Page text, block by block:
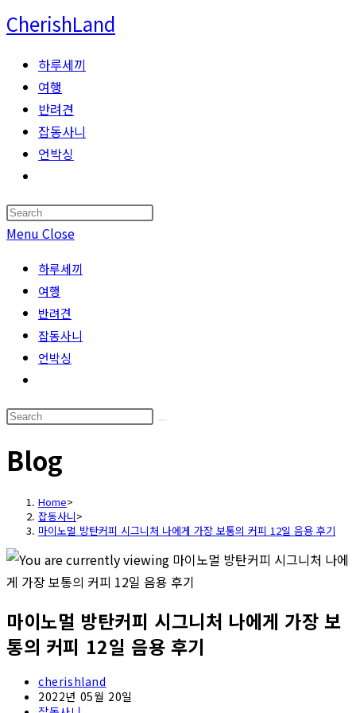
Skip
to
content
CherishLand
하루세끼
여행
반려견
잡동사니
언박싱
search
Press
Menu Close
하루세끼
여행
반려견
잡동사니
언박싱
search
Search
website
Blog
Home>
잡동사니>
마이노멀 방탄커피 시그니처 나에게 가장 보통의 커피 12일 음용 후기
마이노멀 방탄커피 시그니처 나에게 가장 보
통의 커피 12일 음용 후기
Post
author:
cherishland
Post
2022년 05월 20일